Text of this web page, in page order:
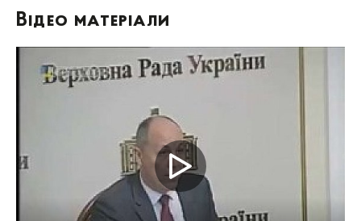
Відео матеріали